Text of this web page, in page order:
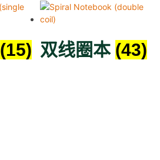
(15) 双线圈本 (43)